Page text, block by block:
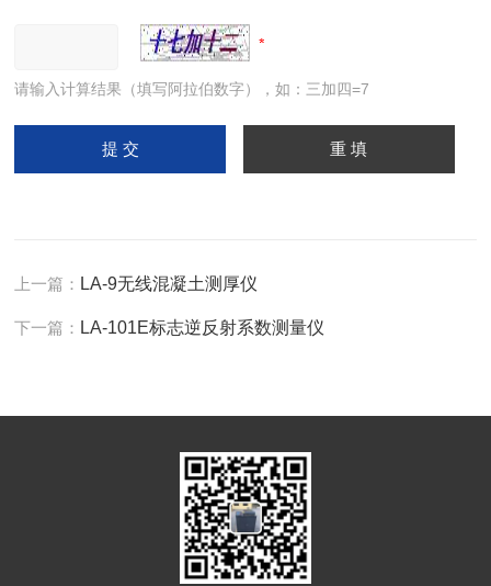
请输入计算结果（填写阿拉伯数字），如：三加四=7
上一篇： LA-9无线混凝土测厚仪
下一篇： LA-101E标志逆反射系数测量仪